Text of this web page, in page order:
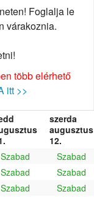
Foglalja le
várakoznia.
több elérhető
itt >>
szerda
augusztus
12.
Szabad
Szabad
Szabad
Szabad
Szabad
Szabad